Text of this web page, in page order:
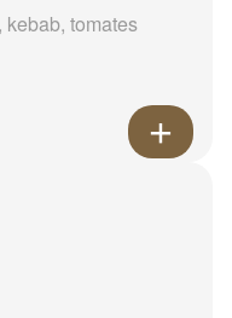
tomates